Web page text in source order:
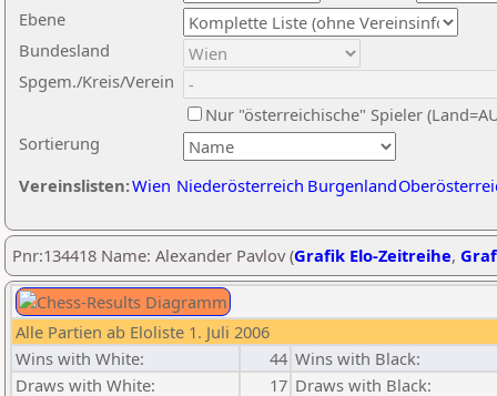
Ebene
Sortierung
Bundesland
Spgem./Kreis/Verein
Nur "österreichische" Spieler
Vereinslisten:Wien Niederösterreich Burgenland
Pnr:134418 Name: Alexander Pavlov (Grafik Elo-Zeitreihe,
Alle Partien ab Eloliste 1. Juli 2006
Wins with White:
44 Wins with Black:
Draws with White:
17 Draws with Black: